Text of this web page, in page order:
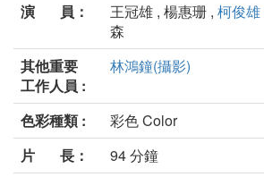
演 員：
王冠雄 , 楊惠珊 , 柯俊雄
森
其他重要
工作人員 :
林鴻鐘(攝影)
色彩種類 :
彩色 Color
片 長：
94 分鐘